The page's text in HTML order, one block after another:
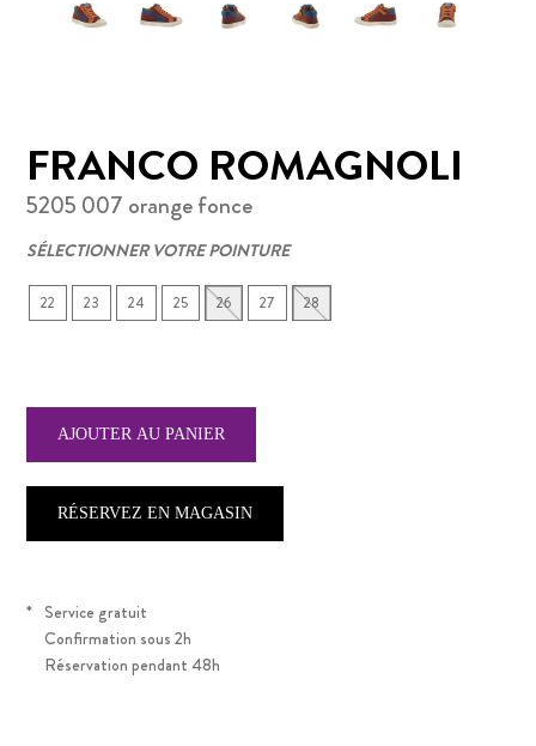
FRANCO ROMAGNOLI
5205 007 orange fonce
SÉLECTIONNER VOTRE POINTURE
22 23 24 25 26 27 28
RÉSERVEZ EN MAGASIN
* Service gratuit
Confirmation sous 2h
Réservation pendant 48h